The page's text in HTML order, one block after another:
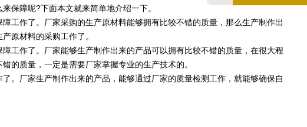
保障呢?下面本文就来简单地介绍一下。
作了。厂家采购的生产原材料能够拥有比较不错的质量，那么生产制作出
原材料的采购工作了。
作了。厂家能够生产制作出来的产品可以拥有比较不错的质量，在很大程
的质量，一定是需要厂家掌握专业的生产技术的。
厂家生产制作出来的产品，能够通过厂家的质量检测工作，就能够确保自